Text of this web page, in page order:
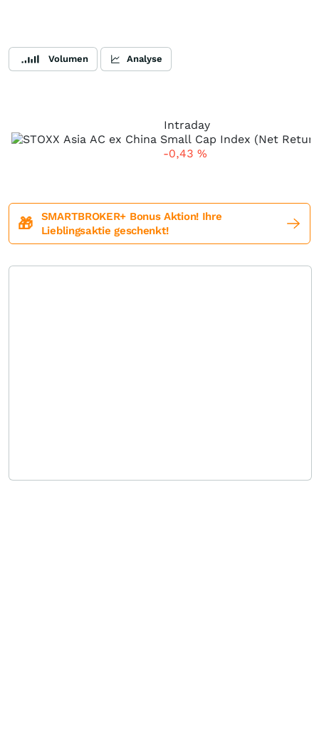
Volumen Analyse
Intraday
-0,43 %
🎁
SMARTBROKER+ Bonus Aktion! Ihre
Lieblingsaktie geschenkt!